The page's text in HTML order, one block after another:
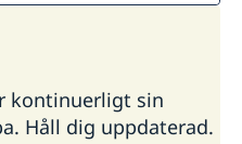
kontinuerligt sin
Håll dig uppdaterad.